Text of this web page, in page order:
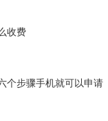
收费
个步骤手机就可以申请